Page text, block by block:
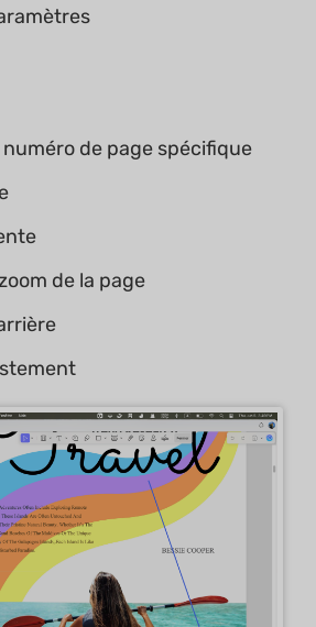
de page spécifique
de la page